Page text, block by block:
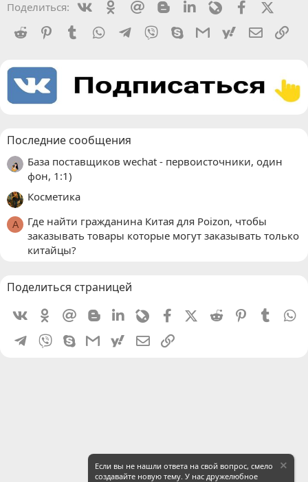
Поделиться: VkontakteOdnoklassniki
Mail.ru BloggerLinkedinLivejournalFacebook
Reddit
PinterestTumblr WhatsAppTelegram
Viber SkypeGmailyahoomail
Последние сообщения
База поставщиков wechat - первоисточники, один
фон, 1:1)
Косметика
A
Где найти гражданина Китая для Poizon, чтобы
заказывать товары которые могут заказывать только
китайцы?
Поделиться страницей
VkontakteOdnoklassniki
Mail.ru BloggerLinkedin
LivejournalFacebookX (Twitter)
Reddit PinterestTumblr
Telegram
Viber SkypeGmailyahoomailЭлектронная почта
Если вы не нашли ответа на свой вопрос, смело
создавайте новую тему. У нас дружелюбное